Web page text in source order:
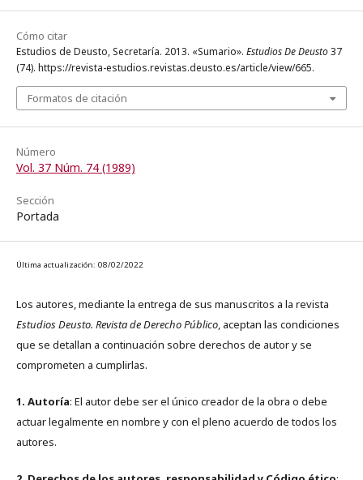
Cómo citar
Estudios de Deusto, Secretaría. 2013. «Sumario». Estudios De Deusto37
(74). https://revista-estudios.revistas.deusto.es/article/view/665.
Formatos de citación
Número
Vol. 37 Núm. 74 (1989)
Sección
Portada
Última actualización: 08/02/2022
Los autores, mediante la entrega de sus manuscritos a la revista
Estudios Deusto. Revista de Derecho Público, aceptan las condiciones
que se detallan a continuación sobre derechos de autor y se
comprometen a cumplirlas.
1. Autoría: El autor debe ser el único creador de la obra o debe
actuar legalmente en nombre y con el pleno acuerdo de todos los
autores.